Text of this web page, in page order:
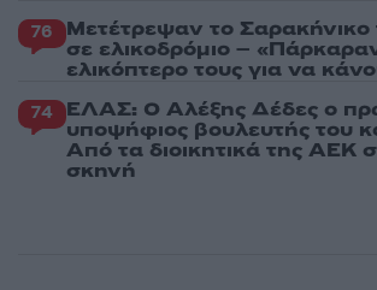
76 Μετέτρεψαν το
σε ελικοδρόμιο –
ελικόπτερο τους για να
74 ΕΛΑΣ: Ο Αλέξης Δέδες ο
υποψήφιος βουλευτής του
Από τα διοικητικά της ΑΕΚ
σκηνή